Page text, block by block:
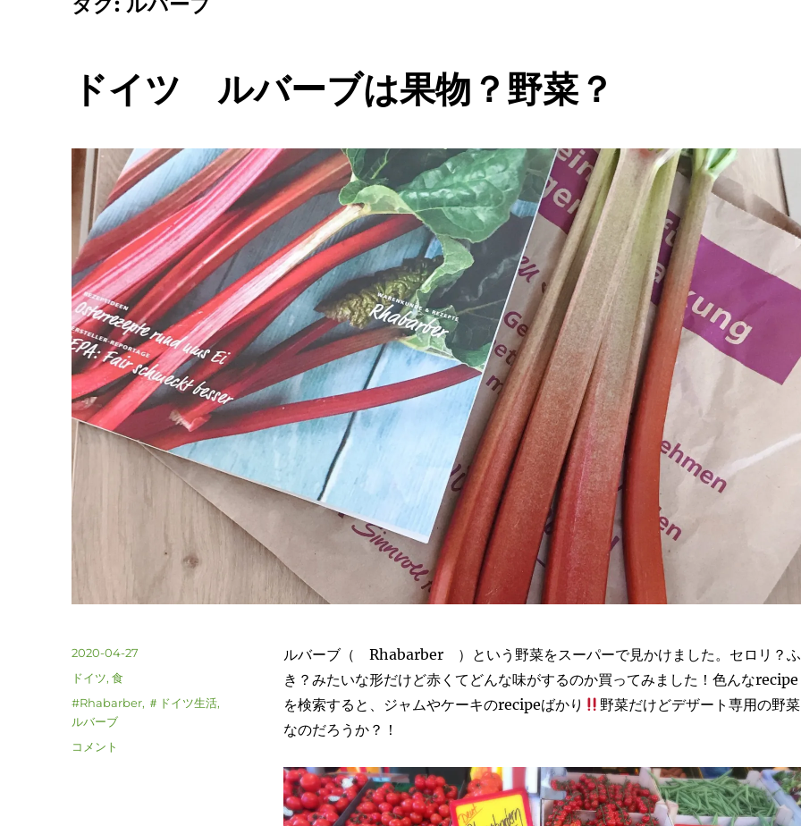
ドイツ ルバーブは果物？野菜？
ルバーブ（ Rhabarber ）という野菜をスーパーで見かけました。セロリ？ふ
き？みたいな形だけど赤くてどんな味がするのか買ってみました！色んなrecipe
を検索すると、ジャムやケーキのrecipeばかり
野菜だけどデザート専用の野菜
なのだろうか？！
投
稿
2020-04-27
カ
ー
ドイツ,食
タ
グ
#Rhabarber, ＃ドイツ生活,
ルバーブ
ド
コメント